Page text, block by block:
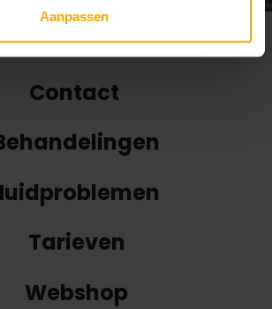
Aanpassen
Over ons
Contact
Tarieven
Webshop